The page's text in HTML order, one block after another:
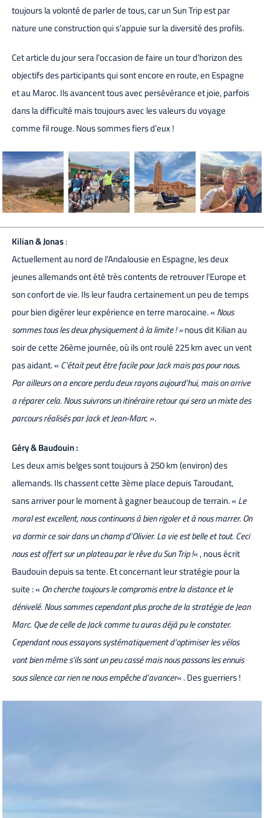
toujours la volonté de parler de tous, car un Sun Trip est par
nature une construction qui s’appuie sur la diversité des profils.
Cet article du jour sera l’occasion de faire un tour d’horizon des
objectifs des participants qui sont encore en route, en Espagne
et au Maroc. Ils avancent tous avec persévérance et joie, parfois
dans la difficulté mais toujours avec les valeurs du voyage
comme fil rouge. Nous sommes fiers d’eux !
Kilian & Jonas:
Actuellement au nord de l’Andalousie en Espagne, les deux
jeunes allemands ont été très contents de retrouver l’Europe et
son confort de vie. Ils leur faudra certainement un peu de temps
pour bien digérer leur expérience en terre marocaine. « Nous
sommes tous les deux physiquement à la limite ! »nous dit Kilian au
soir de cette 26ème journée, où ils ont roulé 225 km avec un vent
pas aidant. « C’était peut être facile pour Jack mais pas pour nous.
Par ailleurs on a encore perdu deux rayons aujourd’hui, mais on arrive
a réparer cela. Nous suivrons un itinéraire retour qui sera un mixte des
parcours réalisés par Jack et Jean-Marc ».
Géry & Baudouin :
Les deux amis belges sont toujours à 250 km (environ) des
allemands. Ils chassent cette 3ème place depuis Taroudant,
sans arriver pour le moment à gagner beaucoup de terrain. « Le
moral est excellent, nous continuons à bien rigoler et à nous marrer. On
va dormir ce soir dans un champ d’Olivier. La vie est belle et tout. Ceci
nous est offert sur un plateau par le rêve du Sun Trip !« , nous écrit
Baudouin depuis sa tente. Et concernant leur stratégie pour la
suite : « On cherche toujours le compromis entre la distance et le
dénivelé. Nous sommes cependant plus proche de la stratégie de Jean
Marc. Que de celle de Jack comme tu auras déjà pu le constater.
Cependant nous essayons systématiquement d’optimiser les vélos
vont bien même s’ils sont un peu cassé mais nous passons les ennuis
sous silence car rien ne nous empêche d’avancer« . Des guerriers !